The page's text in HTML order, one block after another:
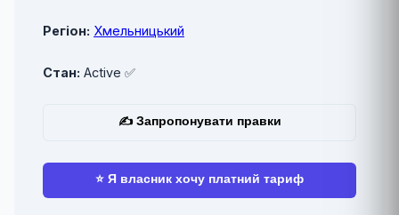
Регіон: Хмельницький
Стан: Active ✅
✍ Запропонувати правки
⭐ Я власник хочу платний тариф